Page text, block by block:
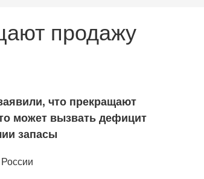
продажу
что прекращают
может вызвать дефицит
запасы